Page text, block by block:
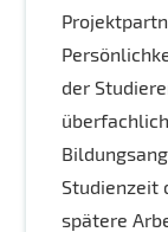
der
Studienzeit
spätere